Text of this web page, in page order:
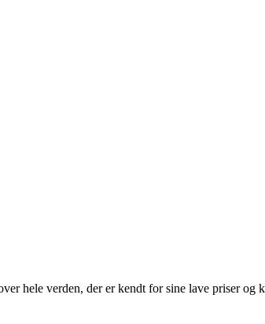
hele verden, der er kendt for sine lave priser